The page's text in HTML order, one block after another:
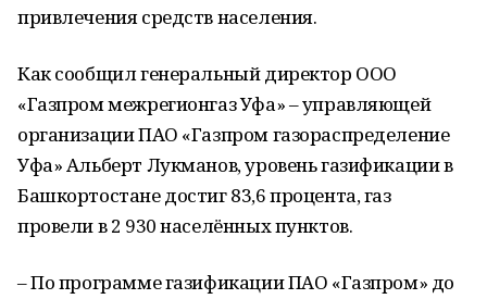
привлечения средств населения.
Как сообщил генеральный директор ООО
«Газпром межрегионгаз Уфа» – управляющей
организации ПАО «Газпром газораспределение
Уфа» Альберт Лукманов, уровень газификации в
Башкортостане достиг 83,6 процента, газ
провели в 2 930 населённых пунктов.
– По программе газификации ПАО «Газпром» до